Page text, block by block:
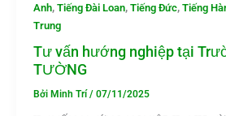
Anh, Tiếng Đài Loan, Tiếng Đức, Tiếng
Trung
Tư vấn hướng nghiệp tại
TƯỜNG
Bởi Minh Trí / 07/11/2025